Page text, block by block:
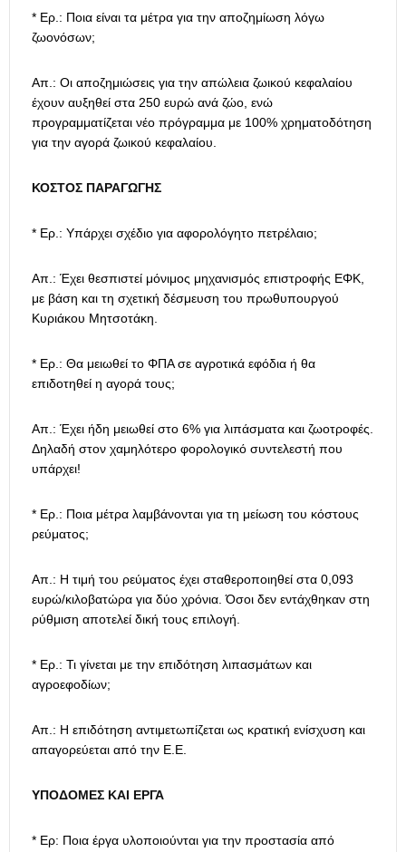
* Ερ.: Ποια είναι τα μέτρα για την αποζημίωση λόγω
ζωονόσων;
Απ.: Οι αποζημιώσεις για την απώλεια ζωικού κεφαλαίου
έχουν αυξηθεί στα 250 ευρώ ανά ζώο, ενώ
προγραμματίζεται νέο πρόγραμμα με 100% χρηματοδότηση
για την αγορά ζωικού κεφαλαίου.
ΚΟΣΤΟΣ ΠΑΡΑΓΩΓΗΣ
* Ερ.: Υπάρχει σχέδιο για αφορολόγητο πετρέλαιο;
Απ.: Έχει θεσπιστεί μόνιμος μηχανισμός επιστροφής ΕΦΚ,
με βάση και τη σχετική δέσμευση του πρωθυπουργού
Κυριάκου Μητσοτάκη.
* Ερ.: Θα μειωθεί το ΦΠΑ σε αγροτικά εφόδια ή θα
επιδοτηθεί η αγορά τους;
Απ.: Έχει ήδη μειωθεί στο 6% για λιπάσματα και ζωοτροφές.
Δηλαδή στον χαμηλότερο φορολογικό συντελεστή που
υπάρχει!
* Ερ.: Ποια μέτρα λαμβάνονται για τη μείωση του κόστους
ρεύματος;
Απ.: Η τιμή του ρεύματος έχει σταθεροποιηθεί στα 0,093
ευρώ/κιλοβατώρα για δύο χρόνια. Όσοι δεν εντάχθηκαν στη
ρύθμιση αποτελεί δική τους επιλογή.
* Ερ.: Τι γίνεται με την επιδότηση λιπασμάτων και
αγροεφοδίων;
Απ.: Η επιδότηση αντιμετωπίζεται ως κρατική ενίσχυση και
απαγορεύεται από την Ε.Ε.
ΥΠΟΔΟΜΕΣ ΚΑΙ ΕΡΓΑ
* Ερ: Ποια έργα υλοποιούνται για την προστασία από